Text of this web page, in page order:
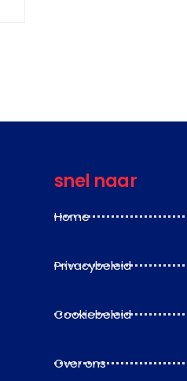
snel naar
Home
Privacybeleid
Cookiebeleid
Over ons